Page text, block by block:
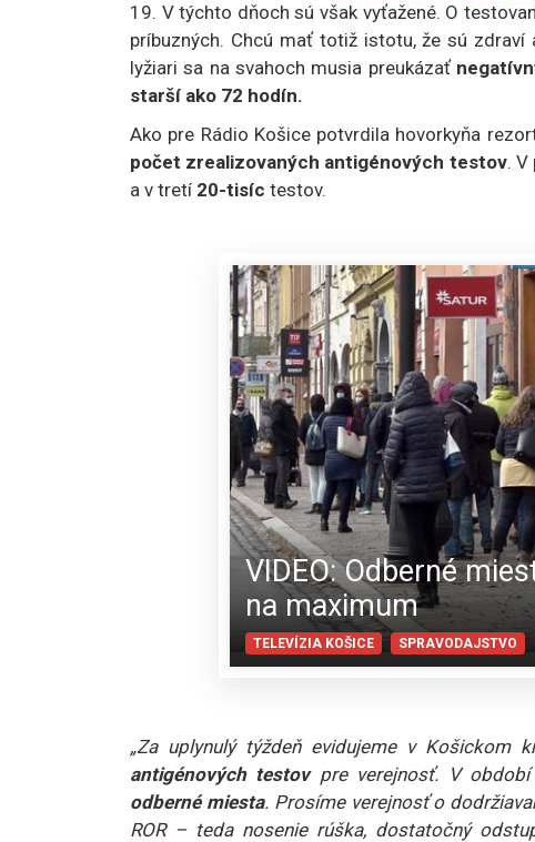
19. V týchto dňoch sú však vyťažené. O
príbuzných. Chcú mať totiž istotu, že sú
lyžiari sa na svahoch musia preukázať
starší ako 72 hodín.
Ako pre Rádio Košice potvrdila hovorkyňa
počet zrealizovaných antigénových testov. V
a v tretí 20-tisíc testov.
VIDEO: Odberné
na maximum
TELEVÍZIA KOŠICE SPRAVODAJSTVO
„Za uplynulý týždeň evidujeme v Košickom
antigénových testovpre verejnosť. V
odberné miesta. Prosíme verejnosť o
ROR – teda nosenie rúška, dostatočný